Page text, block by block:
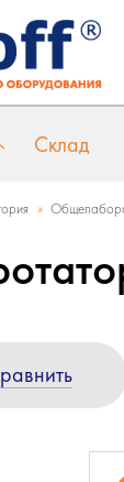
Склад
»